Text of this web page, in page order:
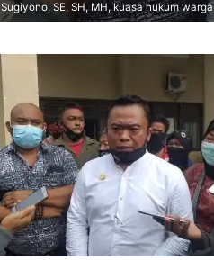
Sugiyono, SE, SH, MH, kuasa hukum warga